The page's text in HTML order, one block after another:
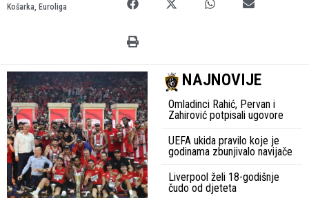
Košarka Euroliga
NAJNOVIJE
Omladinci Rahić, Pervan i
Zahirović potpisali ugovore
UEFA ukida pravilo koje je
godinama zbunjivalo navijače
Liverpool želi 18-godišnje
čudo od djeteta